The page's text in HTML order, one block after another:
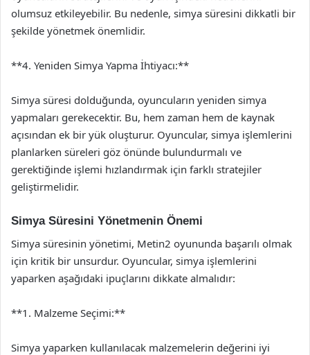
olumsuz etkileyebilir. Bu nedenle, simya süresini dikkatli bir
şekilde yönetmek önemlidir.
**4. Yeniden Simya Yapma İhtiyacı:**
Simya süresi dolduğunda, oyuncuların yeniden simya
yapmaları gerekecektir. Bu, hem zaman hem de kaynak
açısından ek bir yük oluşturur. Oyuncular, simya işlemlerini
planlarken süreleri göz önünde bulundurmalı ve
gerektiğinde işlemi hızlandırmak için farklı stratejiler
geliştirmelidir.
Simya Süresini Yönetmenin Önemi
Simya süresinin yönetimi, Metin2 oyununda başarılı olmak
için kritik bir unsurdur. Oyuncular, simya işlemlerini
yaparken aşağıdaki ipuçlarını dikkate almalıdır:
**1. Malzeme Seçimi:**
Simya yaparken kullanılacak malzemelerin değerini iyi